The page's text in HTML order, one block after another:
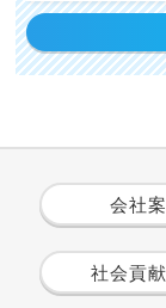
会社
社会貢